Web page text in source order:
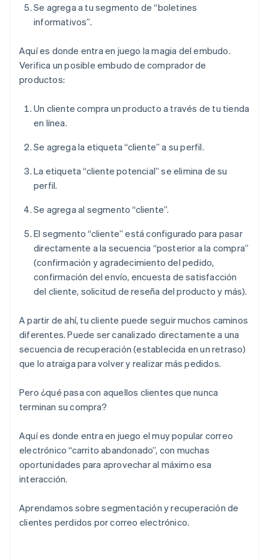
Se agrega a tu segmento de “boletines
informativos”.
Aquí es donde entra en juego la magia del embudo.
Verifica un posible embudo de comprador de
productos:
Un cliente compra un producto a través de tu tienda
en línea.
Se agrega la etiqueta “cliente” a su perfil.
La etiqueta “cliente potencial” se elimina de su
perfil.
Se agrega al segmento “cliente”.
El segmento “cliente” está configurado para pasar
directamente a la secuencia “posterior a la compra”
(confirmación y agradecimiento del pedido,
confirmación del envío, encuesta de satisfacción
del cliente, solicitud de reseña del producto y más).
A partir de ahí, tu cliente puede seguir muchos caminos
diferentes. Puede ser canalizado directamente a una
secuencia de recuperación (establecida en un retraso)
que lo atraiga para volver y realizar más pedidos.
Pero ¿qué pasa con aquellos clientes que nunca
terminan su compra?
Aquí es donde entra en juego el muy popular correo
electrónico “carrito abandonado”, con muchas
oportunidades para aprovechar al máximo esa
interacción.
Aprendamos sobre segmentación y recuperación de
clientes perdidos por correo electrónico.